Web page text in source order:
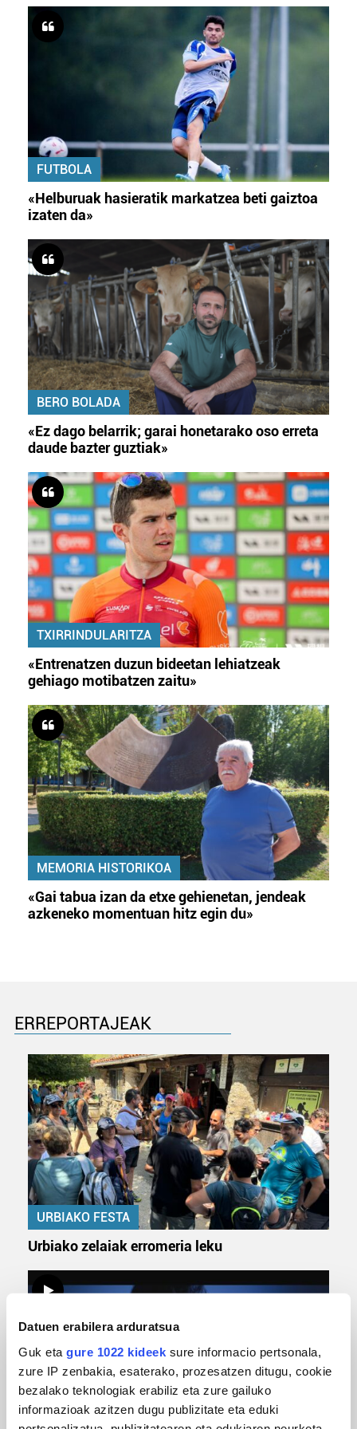
Datuen erabilera arduratsua
Guk eta gure 1022 kideek sure informacio pertsonala,
zure IP zenbakia, esaterako, prozesatzen ditugu, cookie
bezalako teknologiak erabiliz eta zure gailuko
informazioak azitzen dugu publizitate eta eduki
FUTBOLA
«Helburuak hasieratik markatzea beti gaiztoa
izaten da»
BERO BOLADA
«Ez dago belarrik; garai honetarako oso erreta
daude bazter guztiak»
TXIRRINDULARITZA
«Entrenatzen duzun bideetan lehiatzeak
gehiago motibatzen zaitu»
MEMORIA HISTORIKOA
«Gai tabua izan da etxe gehienetan, jendeak
azkeneko momentuan hitz egin du»
ERREPORTAJEAK
URBIAKO FESTA
Urbiako zelaiak erromeria leku